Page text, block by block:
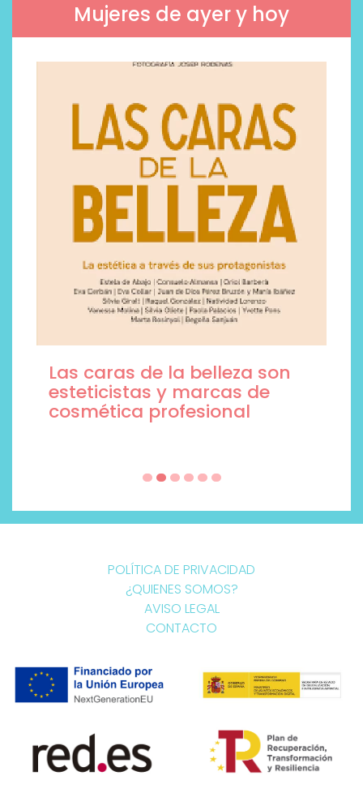
Mujeres de ayer y hoy
Las caras de la belleza son
esteticistas y marcas de
cosmética profesional
POLÍTICA DE PRIVACIDAD
¿QUIENES SOMOS?
AVISO LEGAL
CONTACTO